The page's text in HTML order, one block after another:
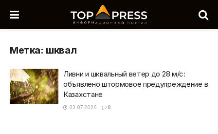
Метка: шквал
Ливни и шквальный ветер до 28 м/с:
объявлено штормовое предупреждение в
Казахстане
03.07.2026 0